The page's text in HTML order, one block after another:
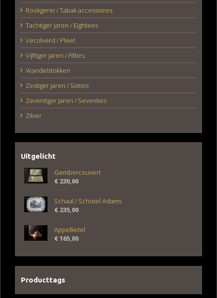
Rookgerei / Tabak accessoires
Tachtiger jaren / Eightees
Verzilverd / Pleet
Vijftiger jaren / Fifties
Wandelstokken
Zestiger jaren / Sixties
Zeventiger jaren / Seventies
Zilver
Uitgelicht
Gembercouvert
€ 230,00
Schaal / Schotel Adams
€ 235,00
Appelketel
€165,00
Producttags